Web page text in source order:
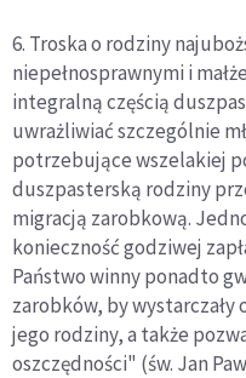
6. Troska o rodziny
niepełnosprawnymi i
integralną częścią
uwrażliwiać szczególnie
potrzebujące wszelakiej
duszpasterską rodziny
migracją zarobkową.
konieczność godziwej
Państwo winny ponadto
zarobków, by
jego rodziny, a także
oszczędności" (św. Jan